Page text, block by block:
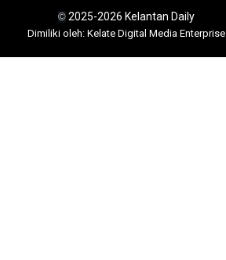
© 2025-2026 Kelantan Daily
Dimiliki oleh: Kelate Digital Media Enterprise